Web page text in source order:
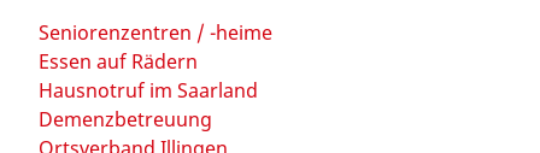
Seniorenzentren / -heime
Essen auf Rädern
Hausnotruf im Saarland
Demenzbetreuung